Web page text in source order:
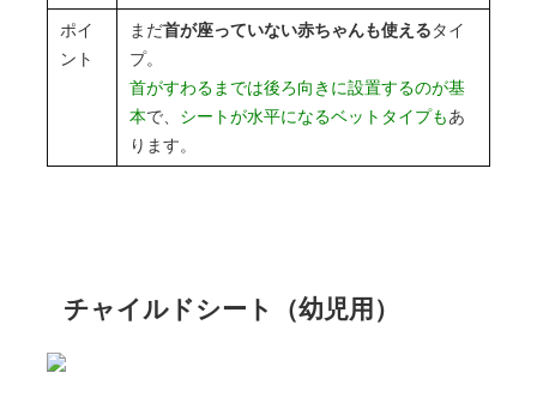
ポイ
ント
まだ首が座っていない赤ちゃんも使えるタイ
プ。
首がすわるまでは後ろ向きに設置するのが基
本で、 シートが水平になるベットタイプもあ
ります。
チャイルドシート（幼児用）